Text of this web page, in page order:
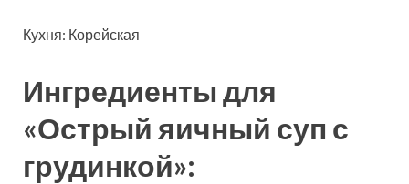
Кухня: Корейская
Ингредиенты для
«Острый яичный суп с
грудинкой»: